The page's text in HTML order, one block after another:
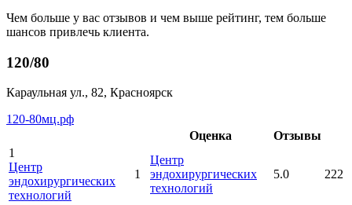
Чем больше у вас отзывов и чем выше рейтинг, тем больше
шансов привлечь клиента.
120/80
Караульная ул., 82, Красноярск
120-80мц.рф
Оценка
Отзывы
1
Центр
эндохирургических
технологий
1
Центр
эндохирургических
технологий
5.0 222